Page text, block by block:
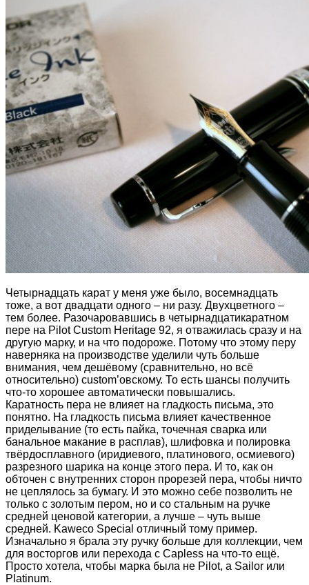
Четырнадцать карат у меня уже было, восемнадцать
тоже, а вот двадцати одного – ни разу. Двухцветного –
тем более. Разочаровавшись в четырнадцатикаратном
пере на Pilot Custom Heritage 92, я отважилась сразу и на
другую марку, и на что подороже. Потому что этому перу
наверняка на производстве уделили чуть больше
внимания, чем дешёвому (сравнительно, но всё
относительно) custom’овскому. То есть шансы получить
что-то хорошее автоматически повышались.
Каратность пера не влияет на гладкость письма, это
понятно. На гладкость письма влияет качественное
приделывание (то есть пайка, точечная сварка или
банальное макание в расплав), шлифовка и полировка
твёрдосплавного (иридиевого, платинового, осмиевого)
разрезного шарика на конце этого пера. И то, как он
обточен с внутренних сторон прорезей пера, чтобы ничто
не цеплялось за бумагу. И это можно себе позволить не
только с золотым пером, но и со стальным на ручке
средней ценовой категории, а лучше – чуть выше
средней. Kaweco Special отличный тому пример.
Изначально я брала эту ручку больше для коллекции, чем
для восторгов или перехода с Capless на что-то ещё.
Просто хотела, чтобы марка была не Pilot, а Sailor или
Platinum.